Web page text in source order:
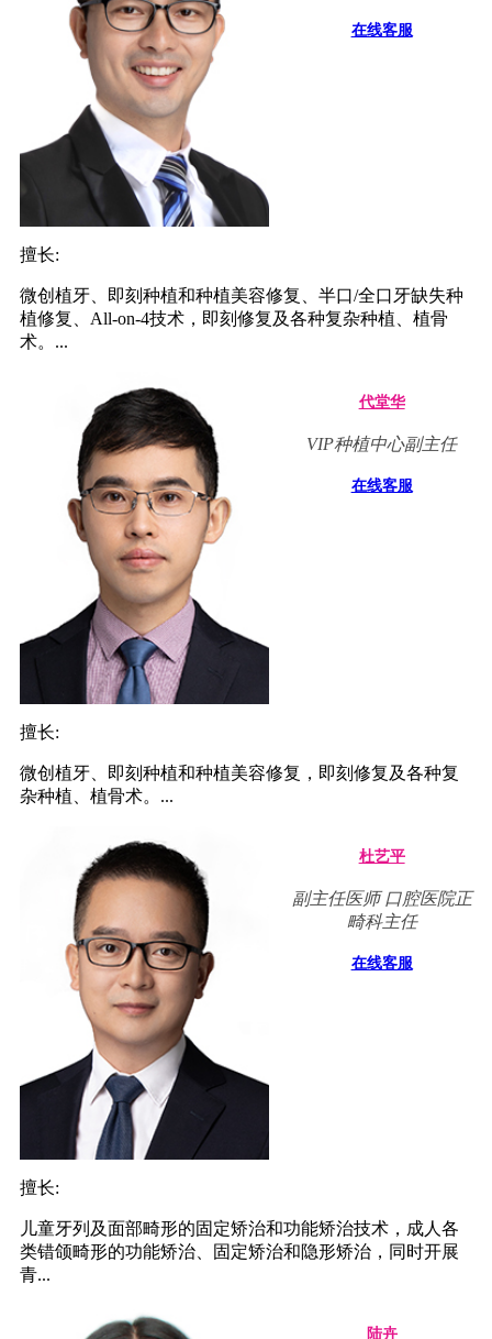
在线客服
擅长:
微创植牙、即刻种植和种植美容修复、半口/全口牙缺失种
植修复、All-on-4技术，即刻修复及各种复杂种植、植骨
术。...
代堂华
VIP种植中心副主任
在线客服
擅长:
微创植牙、即刻种植和种植美容修复，即刻修复及各种复
杂种植、植骨术。...
杜艺平
副主任医师 口腔医院正
畸科主任
在线客服
擅长:
儿童牙列及面部畸形的固定矫治和功能矫治技术，成人各
类错颌畸形的功能矫治、固定矫治和隐形矫治，同时开展
青...
陆卉